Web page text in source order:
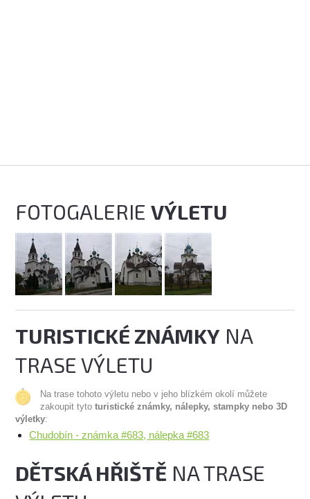
FOTOGALERIEVÝLETU
TURISTICKÉ ZNÁMKY NA
TRASE VÝLETU
Na trase tohoto výletu nebo v jeho blízkém okolí můžete
zakoupit tytoturistické známky, nálepky, stampky nebo 3D
výletky:
Chudobín - známka #683, nálepka #683
DĚTSKÁ HŘIŠTĚ NA TRASE